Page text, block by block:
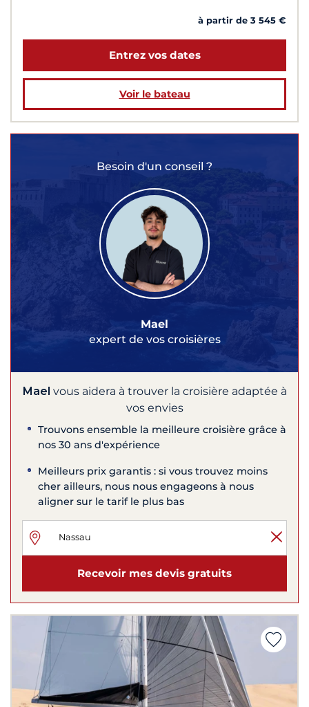
à partir de 3 545 €
Entrez vos dates
Voir le bateau
Besoin d'un conseil ?
Mael
expert de vos croisières
Mael vous aidera à trouver la croisière adaptée à
vos envies
Trouvons ensemble la meilleure croisière grâce à
nos 30 ans d'expérience
Meilleurs prix garantis : si vous trouvez moins
cher ailleurs, nous nous engageons à nous
aligner sur le tarif le plus bas
Recevoir mes devis gratuits